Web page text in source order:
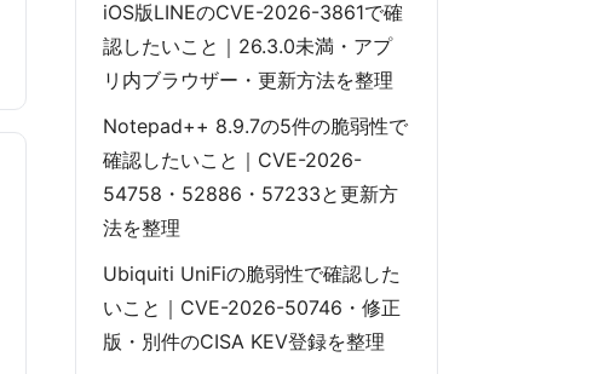
iOS版LINEのCVE-2026-3861で確
認したいこと｜26.3.0未満・アプ
リ内ブラウザー・更新方法を整理
Notepad++ 8.9.7の5件の脆弱性で
確認したいこと｜CVE-2026-
54758・52886・57233と更新方
法を整理
Ubiquiti UniFiの脆弱性で確認した
いこと｜CVE-2026-50746・修正
版・別件のCISA KEV登録を整理